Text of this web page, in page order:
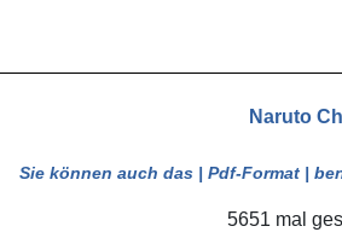
Naruto
Sie können auch das | Pdf-Format |
5651 mal